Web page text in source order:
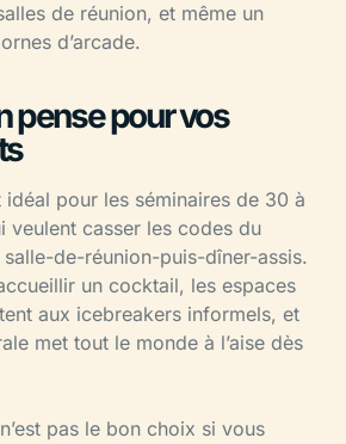
de réunion, et même un
d’arcade.
pense pour vos
idéal pour les séminaires de 30 à
veulent casser les codes du
de-réunion-puis-dîner-assis.
un cocktail, les espaces
aux icebreakers informels, et
met tout le monde à l’aise dès
pas le bon choix si vous